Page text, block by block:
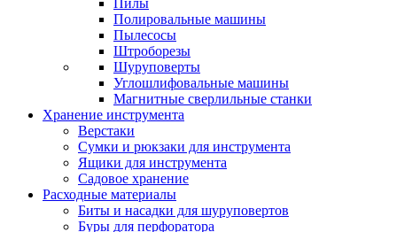
Пилы
Полировальные машины
Пылесосы
Штроборезы
Шуруповерты
Углошлифовальные машины
Магнитные сверлильные станки
Хранение инструмента
Верстаки
Сумки и рюкзаки для инструмента
Ящики для инструмента
Садовое хранение
Расходные материалы
Биты и насадки для шуруповертов
Буры для перфоратора